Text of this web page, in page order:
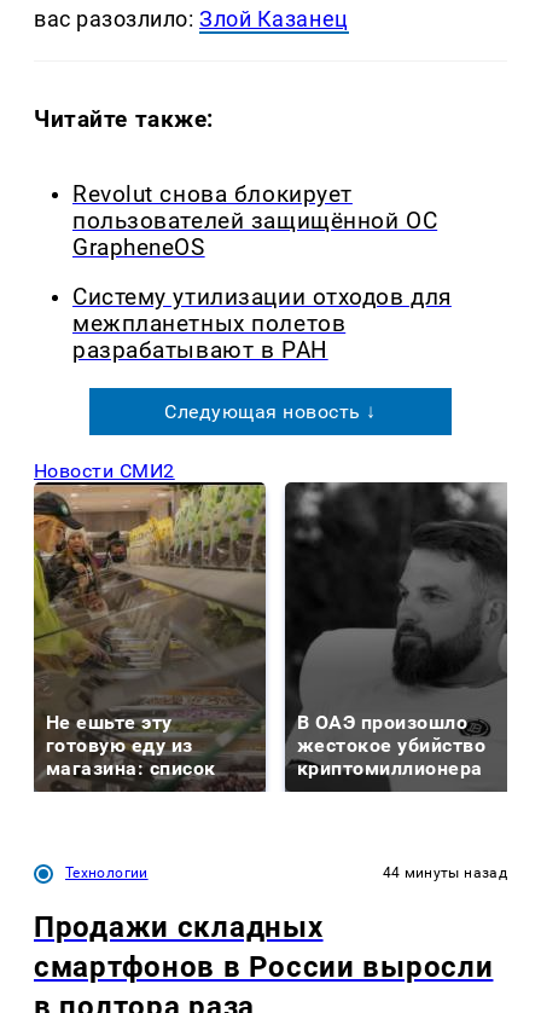
вас разозлило:Злой Казанец
Читайте также:
Revolut снова блокирует
пользователей защищённой ОС
GrapheneOS
Систему утилизации отходов для
межпланетных полетов
разрабатывают в РАН
Следующая новость ↓
Новости СМИ2
Не ешьте эту
готовую еду из
магазина: список
В ОАЭ произошло
жестокое убийство
криптомиллионера
Технологии 44 минуты назад
Продажи складных
смартфонов в России выросли